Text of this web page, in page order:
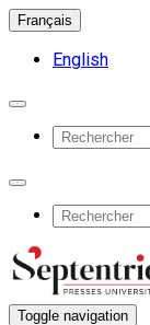
Français
English
Toggle navigation